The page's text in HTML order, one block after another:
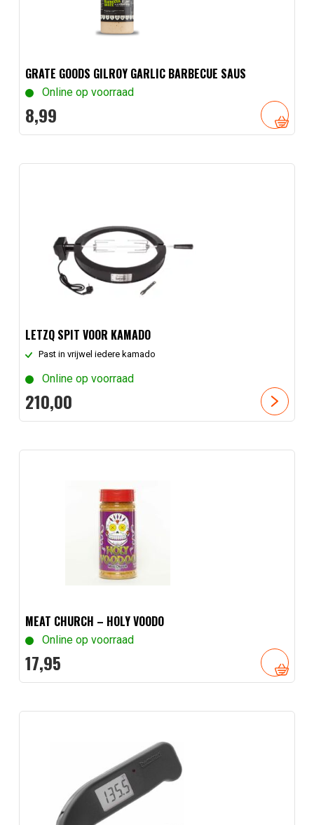
GRATE GOODS GILROY GARLIC BARBECUE SAUS
Online op voorraad
8,99
LETZQ SPIT VOOR KAMADO
Past in vrijwel iedere kamado
Online op voorraad
210,00
MEAT CHURCH – HOLY VOODO
Online op voorraad
17,95